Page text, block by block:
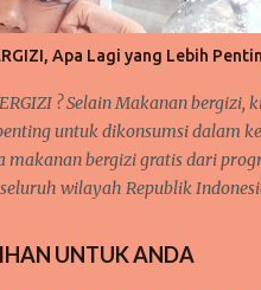
dan diselesaikan,
sebelumnya. Seperti
serta pelajaran lainnya yang
Apa Lagi yang Lebih
? Selain Makanan bergizi,
untuk dikonsumsi dalam
makanan bergizi gratis dari
wilayah Republik
langsung dari mulut ke
UNTUK ANDA